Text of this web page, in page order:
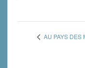
AU PAYS DES